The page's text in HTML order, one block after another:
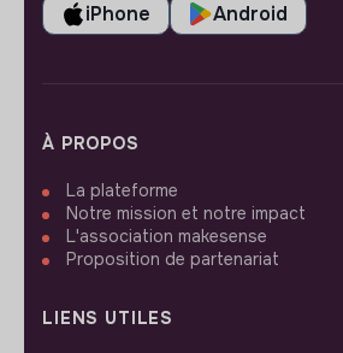
iPhone Android
À PROPOS
La plateforme
Notre mission et notre impact
L'association makesense
Proposition de partenariat
LIENS UTILES